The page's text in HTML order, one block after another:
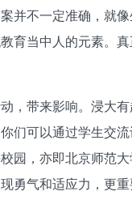
并不一定准确，就
育当中人的元素。
，带来影响。浸大
可以通过学生交流
园，亦即北京师范
勇气和适应力，更